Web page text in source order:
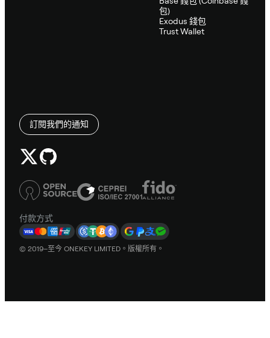
包)
Exodus 錢包
Trust Wallet
訂閱我們的通知
付款方式
© 2019–至今 ONEKEY LIMITED。版權所有。